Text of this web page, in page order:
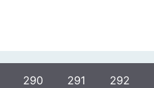
290 291 292